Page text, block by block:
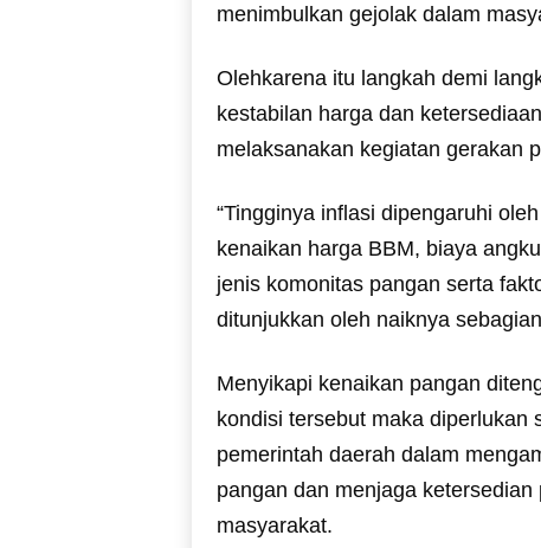
menimbulkan gejolak dalam
Olehkarena itu langkah demi
kestabilan harga dan
melaksanakan kegiatan gerakan
“Tingginya inflasi dipengaruhi
kenaikan harga BBM, biaya
jenis komonitas pangan serta
ditunjukkan oleh naiknya
Menyikapi kenaikan pangan
kondisi tersebut maka diperlukan
pemerintah daerah dalam
pangan dan menjaga
masyarakat.